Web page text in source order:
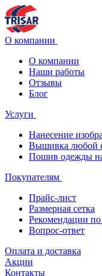
О компании
О компании
Наши работы
Отзывы
Блог
Услуги
Нанесение
Вышивка любой
Пошив одежды на
Покупателям
Прайс-лист
Размерная сетка
Рекомендации по
Вопрос-ответ
Оплата и доставка
Акции
Контакты